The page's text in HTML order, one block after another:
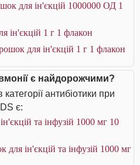
для ін'єкцій 1000000 ОД 1
ін'єкцій 1 г 1 флакон
для ін'єкцій 1 г 1 флакон
є найдорожчими?
антибіотики при
є:
та інфузій 1000 мг 10
для ін'єкцій та інфузій 1000 мг